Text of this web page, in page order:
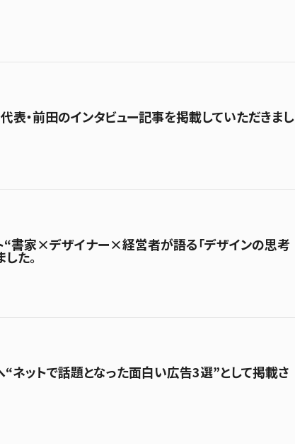
表・前田のインタビュー記事を掲載していただきまし
“書家×デザイナー×経営者が語る「デザインの思考
た。
“ネットで話題となった面白い広告3選”として掲載さ